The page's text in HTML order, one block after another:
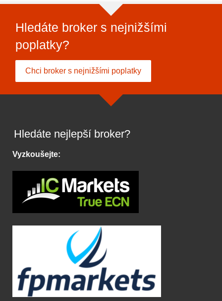
Hledáte broker s nejnižšími
poplatky?
Chci broker s nejnižšími poplatky
Hledáte nejlepší broker?
Vyzkoušejte: